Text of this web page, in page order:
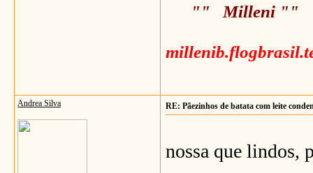
"" Milleni ""
Andrea Silva RE: Pãezinhos de batata com leite
nossa que lindos,